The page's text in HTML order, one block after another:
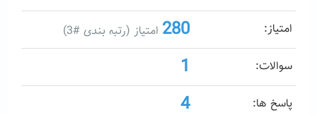
امتیاز: 280 امتیاز (رتبه بندی #3
)
سوالات:
1
پاسخ ها: 4